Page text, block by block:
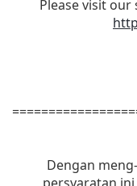
Please visit
Dengan